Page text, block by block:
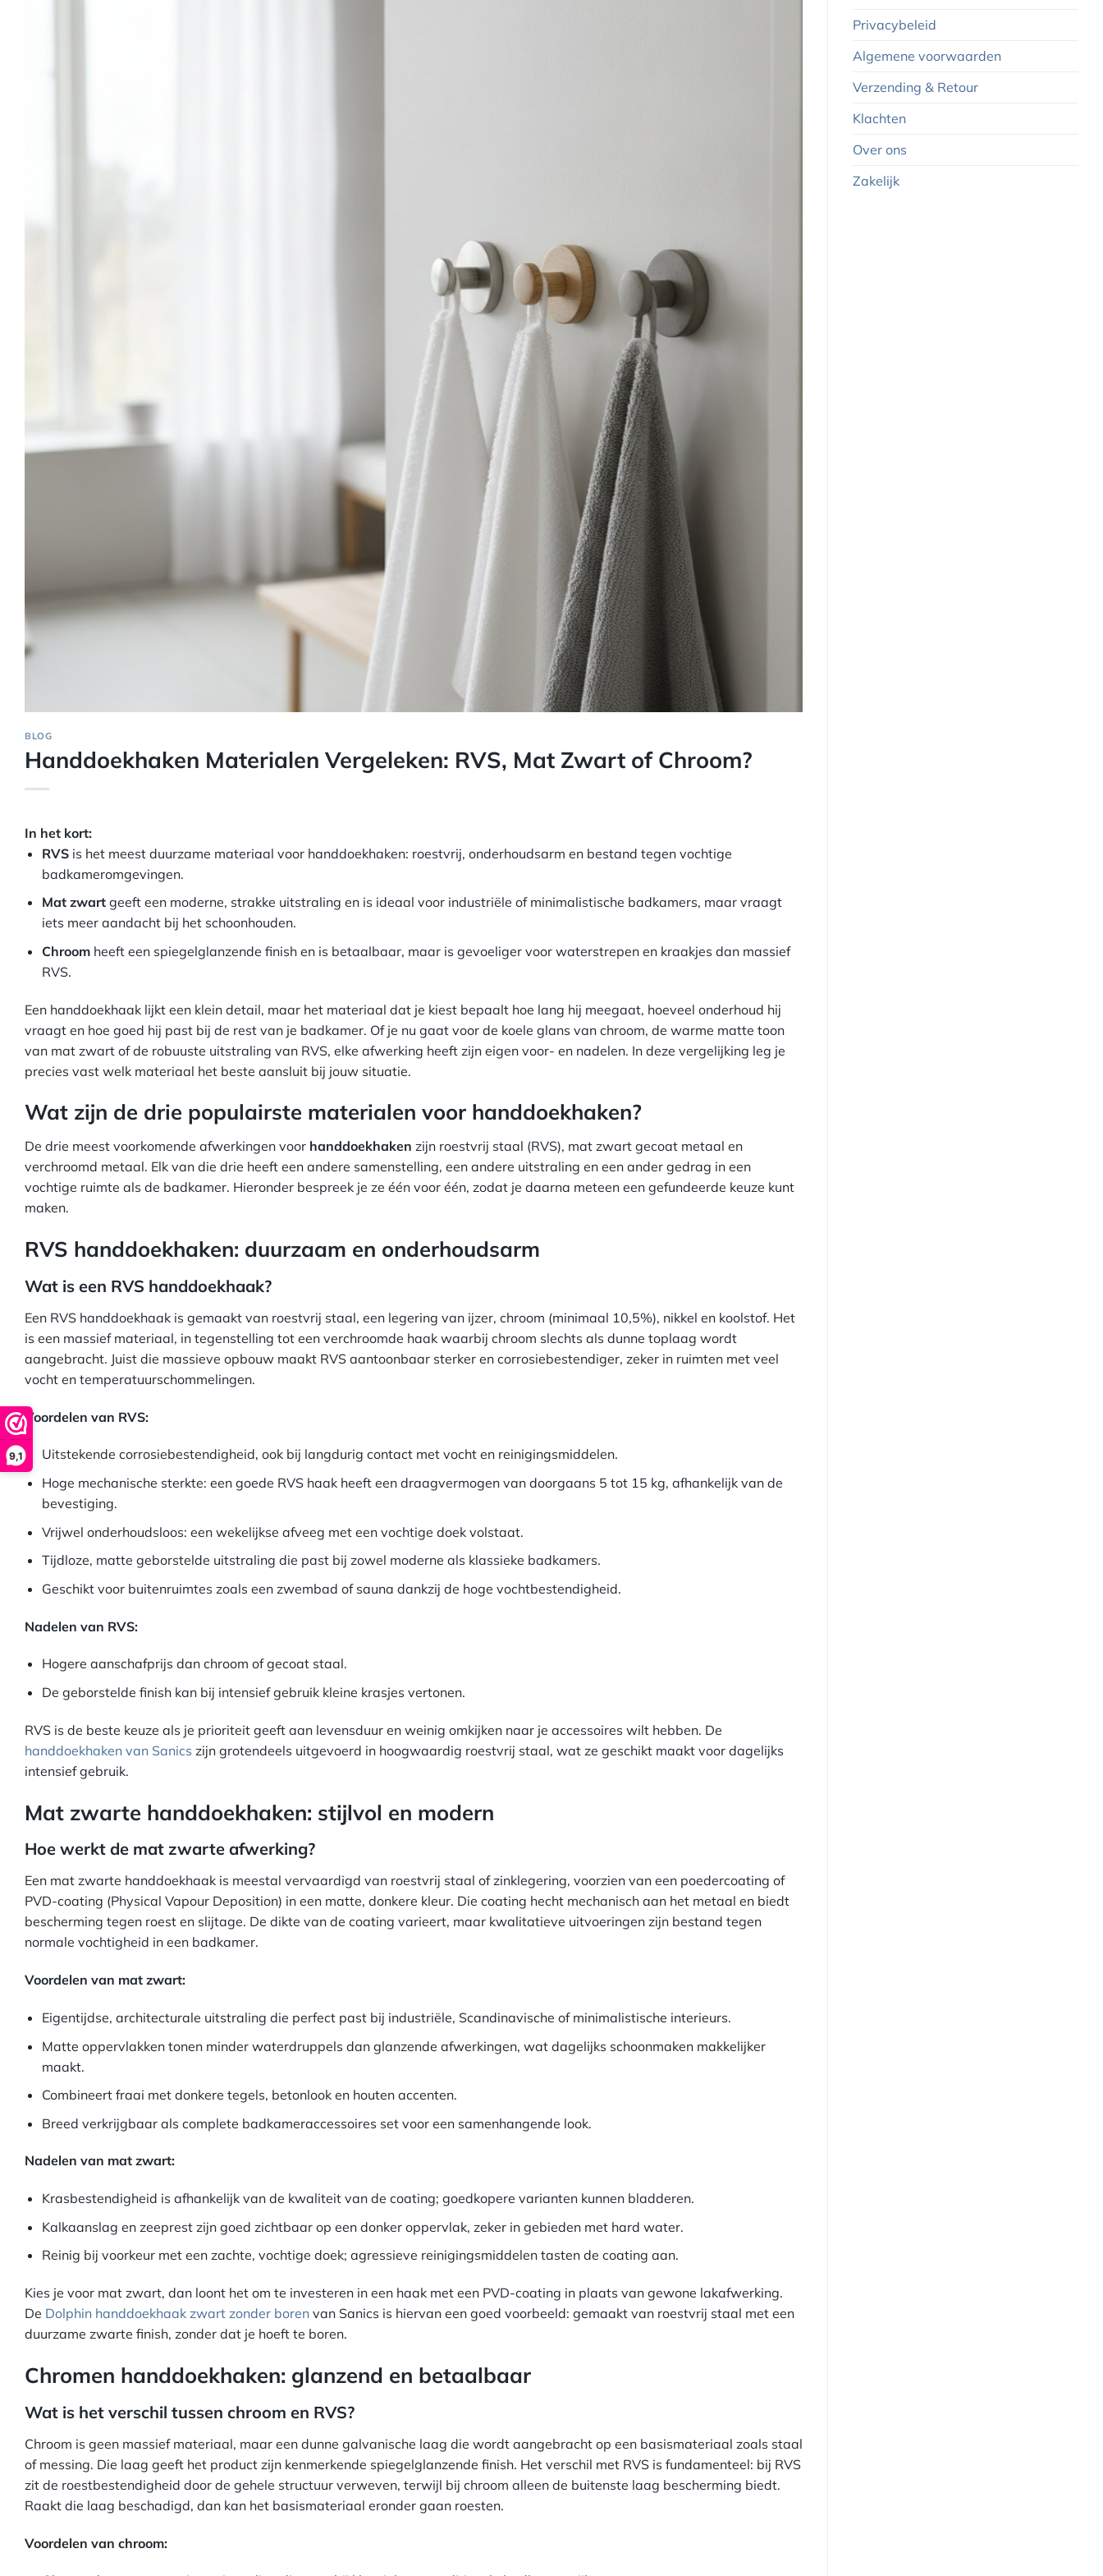
9,1
BLOG
Handdoekhaken Materialen Vergeleken: RVS, Mat Zwart of Chroom?
In het kort:
RVSis het meest duurzame materiaal voor handdoekhaken: roestvrij, onderhoudsarm en bestand tegen vochtige
badkameromgevingen.
Mat zwartgeeft een moderne, strakke uitstraling en is ideaal voor industriële of minimalistische badkamers, maar vraagt
iets meer aandacht bij het schoonhouden.
Chroomheeft een spiegelglanzende finish en is betaalbaar, maar is gevoeliger voor waterstrepen en kraakjes dan massief
RVS.
Een handdoekhaak lijkt een klein detail, maar het materiaal dat je kiest bepaalt hoe lang hij meegaat, hoeveel onderhoud hij
vraagt en hoe goed hij past bij de rest van je badkamer. Of je nu gaat voor de koele glans van chroom, de warme matte toon
van mat zwart of de robuuste uitstraling van RVS, elke afwerking heeft zijn eigen voor- en nadelen. In deze vergelijking leg je
precies vast welk materiaal het beste aansluit bij jouw situatie.
Wat zijn de drie populairste materialen voor handdoekhaken?
De drie meest voorkomende afwerkingen voor handdoekhaken zijn roestvrij staal (RVS), mat zwart gecoat metaal en
verchroomd metaal. Elk van die drie heeft een andere samenstelling, een andere uitstraling en een ander gedrag in een
vochtige ruimte als de badkamer. Hieronder bespreek je ze één voor één, zodat je daarna meteen een gefundeerde keuze kunt
maken.
RVS handdoekhaken: duurzaam en onderhoudsarm
Wat is een RVS handdoekhaak?
Een RVS handdoekhaak is gemaakt van roestvrij staal, een legering van ijzer, chroom (minimaal 10,5%), nikkel en koolstof. Het
is een massief materiaal, in tegenstelling tot een verchroomde haak waarbij chroom slechts als dunne toplaag wordt
aangebracht. Juist die massieve opbouw maakt RVS aantoonbaar sterker en corrosiebestendiger, zeker in ruimten met veel
vocht en temperatuurschommelingen.
Voordelen van RVS:
Uitstekende corrosiebestendigheid, ook bij langdurig contact met vocht en reinigingsmiddelen.
Hoge mechanische sterkte: een goede RVS haak heeft een draagvermogen van doorgaans 5 tot 15 kg, afhankelijk van de
bevestiging.
Vrijwel onderhoudsloos: een wekelijkse afveeg met een vochtige doek volstaat.
Tijdloze, matte geborstelde uitstraling die past bij zowel moderne als klassieke badkamers.
Geschikt voor buitenruimtes zoals een zwembad of sauna dankzij de hoge vochtbestendigheid.
Nadelen van RVS:
Hogere aanschafprijs dan chroom of gecoat staal.
De geborstelde finish kan bij intensief gebruik kleine krasjes vertonen.
RVS is de beste keuze als je prioriteit geeft aan levensduur en weinig omkijken naar je accessoires wilt hebben. De
handdoekhaken van Sanics zijn grotendeels uitgevoerd in hoogwaardig roestvrij staal, wat ze geschikt maakt voor dagelijks
intensief gebruik.
Mat zwarte handdoekhaken: stijlvol en modern
Hoe werkt de mat zwarte afwerking?
Een mat zwarte handdoekhaak is meestal vervaardigd van roestvrij staal of zinklegering, voorzien van een poedercoating of
PVD-coating (Physical Vapour Deposition) in een matte, donkere kleur. Die coating hecht mechanisch aan het metaal en biedt
bescherming tegen roest en slijtage. De dikte van de coating varieert, maar kwalitatieve uitvoeringen zijn bestand tegen
normale vochtigheid in een badkamer.
Voordelen van mat zwart:
Eigentijdse, architecturale uitstraling die perfect past bij industriële, Scandinavische of minimalistische interieurs.
Matte oppervlakken tonen minder waterdruppels dan glanzende afwerkingen, wat dagelijks schoonmaken makkelijker
maakt.
Combineert fraai met donkere tegels, betonlook en houten accenten.
Breed verkrijgbaar als complete badkameraccessoires set voor een samenhangende look.
Nadelen van mat zwart:
Krasbestendigheid is afhankelijk van de kwaliteit van de coating; goedkopere varianten kunnen bladderen.
Kalkaanslag en zeeprest zijn goed zichtbaar op een donker oppervlak, zeker in gebieden met hard water.
Reinig bij voorkeur met een zachte, vochtige doek; agressieve reinigingsmiddelen tasten de coating aan.
Kies je voor mat zwart, dan loont het om te investeren in een haak met een PVD-coating in plaats van gewone lakafwerking.
De Dolphin handdoekhaak zwart zonder boren van Sanics is hiervan een goed voorbeeld: gemaakt van roestvrij staal met een
duurzame zwarte finish, zonder dat je hoeft te boren.
Chromen handdoekhaken: glanzend en betaalbaar
Wat is het verschil tussen chroom en RVS?
Chroom is geen massief materiaal, maar een dunne galvanische laag die wordt aangebracht op een basismateriaal zoals staal
of messing. Die laag geeft het product zijn kenmerkende spiegelglanzende finish. Het verschil met RVS is fundamenteel: bij RVS
zit de roestbestendigheid door de gehele structuur verweven, terwijl bij chroom alleen de buitenste laag bescherming biedt.
Raakt die laag beschadigd, dan kan het basismateriaal eronder gaan roesten.
Voordelen van chroom:
Privacybeleid
Algemene voorwaarden
Verzending & Retour
Klachten
Over ons
Zakelijk